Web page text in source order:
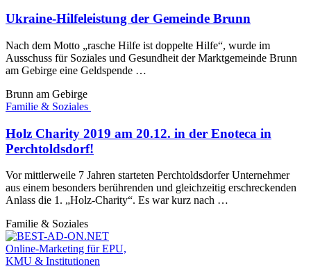
Ukraine-Hilfeleistung der Gemeinde Brunn
Nach dem Motto „rasche Hilfe ist doppelte Hilfe“, wurde im
Ausschuss für Soziales und Gesundheit der Marktgemeinde Brunn
am Gebirge eine Geldspende …
Brunn am Gebirge
Familie & Soziales
Holz Charity 2019 am 20.12. in der Enoteca in
Perchtoldsdorf!
Vor mittlerweile 7 Jahren starteten Perchtoldsdorfer Unternehmer
aus einem besonders berührenden und gleichzeitig erschreckenden
Anlass die 1. „Holz-Charity“. Es war kurz nach …
Familie & Soziales
Online-Marketing für EPU,
KMU & Institutionen